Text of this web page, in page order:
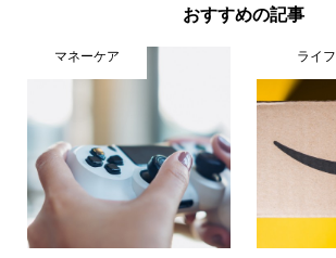
おすすめの記事
マネーケア ライフ